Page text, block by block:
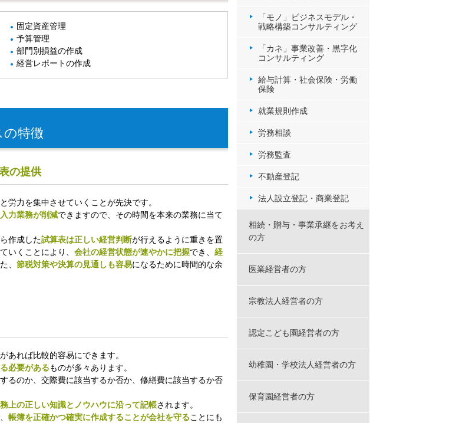
固定資産管理
予算管理
部門別損益の作成
経営レポートの作成
の特徴
の提供
労力を集中させていくことが先決です。
力業務が削減できますので、その時間を本来の業務に当て
作成した試算表は正しい経営判断が行えるように重きを置
いくことにより、 会社の経営状態が速やかに把握でき、 経
、 節税対策や決算の見通しも容易になるために時間的な余
あれば比較的容易にできます。
必要があるものが多々あります。
るのか、交際費に該当するか否か、修繕費に該当するか否
上の正しい知識とノウハウに沿って記帳されます。
帳簿を正確かつ確実に作成することが会社を守ることにも
「モノ」ビジネスモデル・
戦略構築コンサルティング
「カネ」事業改善・黒字化
コンサルティング
給与計算・社会保険・労働
保険
就業規則作成
労務相談
労務監査
不動産登記
法人設立登記・商業登記
相続・贈与・事業承継をお考え
の方
医業経営者の方
宗教法人経営者の方
認定こども園経営者の方
幼稚園・学校法人経営者の方
保育園経営者の方